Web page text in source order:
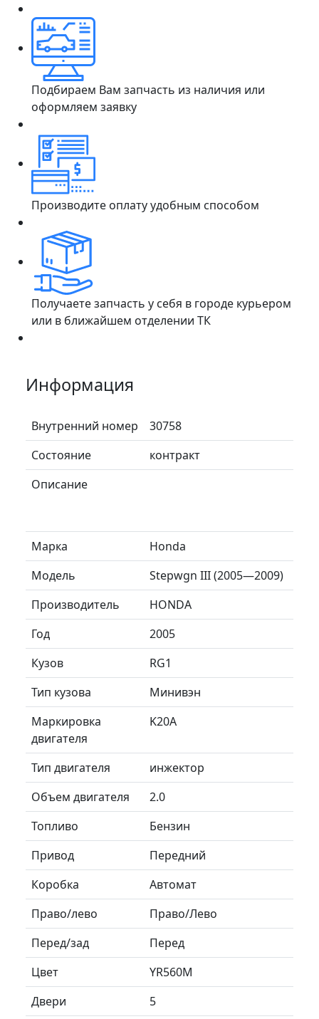
Подбираем Вам запчасть из наличия или
оформляем заявку
Производите оплату удобным способом
Получаете запчасть у себя в городе курьером
или в ближайшем отделении ТК
Информация
Внутренний номер
30758
Состояние
контракт
Описание
Марка
Honda
Модель
Stepwgn III (2005—2009)
Производитель
HONDA
Год
2005
Кузов
RG1
Тип кузова
Минивэн
Маркировка
двигателя
K20A
Тип двигателя
инжектор
Объем двигателя
2.0
Топливо
Бензин
Привод
Передний
Коробка
Автомат
Право/лево
Право/Лево
Перед/зад
Перед
Цвет
YR560M
Двери
5